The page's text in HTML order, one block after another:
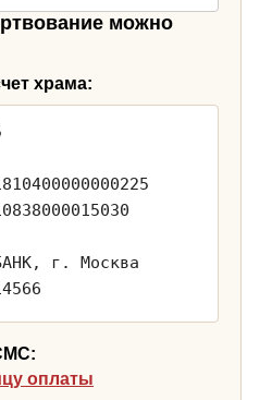
можно
храма:
г. Москва
оплаты